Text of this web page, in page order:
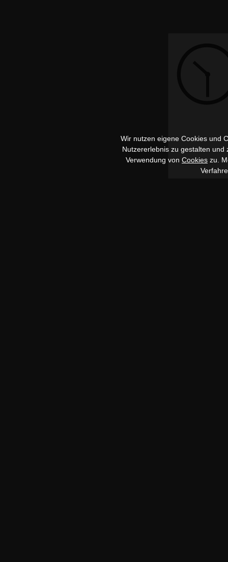
Wir nutzen eigene Cookies und
Nutzererlebnis zu gestalten
Verwendung von Cookies zu.